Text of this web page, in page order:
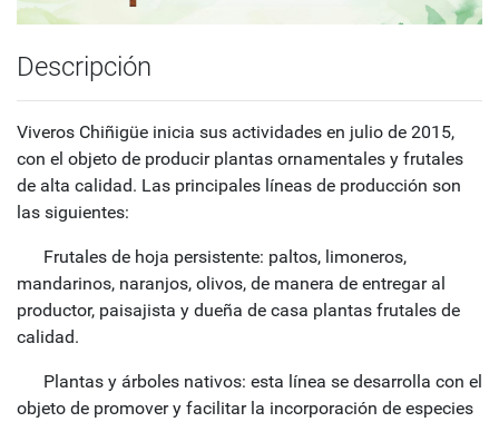
Descripción
Viveros Chiñigüe inicia sus actividades en julio de 2015,
con el objeto de producir plantas ornamentales y frutales
de alta calidad. Las principales líneas de producción son
las siguientes:
Frutales de hoja persistente: paltos, limoneros,
mandarinos, naranjos, olivos, de manera de entregar al
productor, paisajista y dueña de casa plantas frutales de
calidad.
Plantas y árboles nativos: esta línea se desarrolla con el
objeto de promover y facilitar la incorporación de especies